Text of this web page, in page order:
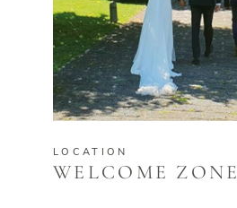
LOCATION
WELCOME ZONE